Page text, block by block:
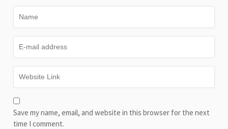
Save my name, email, and website in this browser for the next
time I comment.